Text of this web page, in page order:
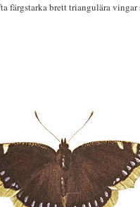
färgstarka brett triangulära vingar